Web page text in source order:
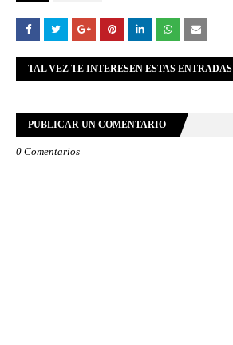
TAL VEZ TE INTERESEN ESTAS ENTRADAS
PUBLICAR UN COMENTARIO
0 Comentarios